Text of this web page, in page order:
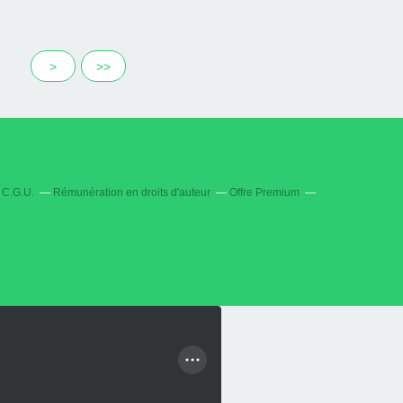
> >>
C.G.U. Rémunération en droits d'auteur
Offre Premium